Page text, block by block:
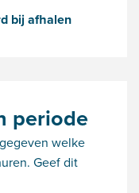
bij afhalen
periode
welke
Geef dit